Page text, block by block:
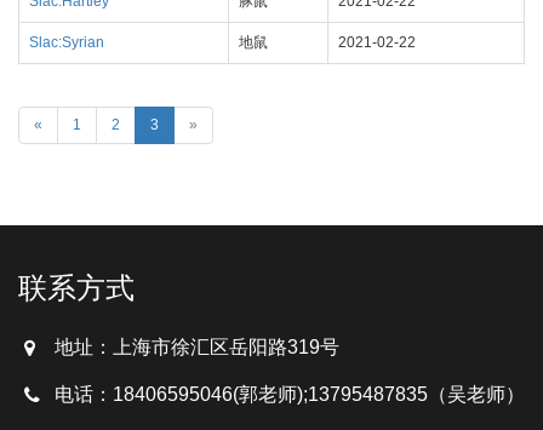
Slac:Syrian 地鼠 2021-02-22
« 1 2 3 »
联系方式
地址：上海市徐汇区岳阳路319号
电话：18406595046(郭老师);13795487835（吴老师）